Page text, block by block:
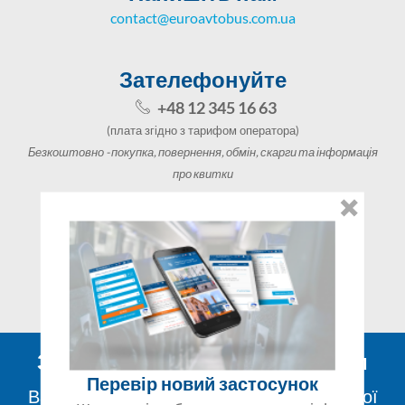
contact@euroavtobus.com.ua
Зателефонуйте
+48 12 345 16 63
(плата згідно з тарифом оператора)
Безкоштовно - покупка, повернення, обмін, скарги та інформація
про квитки
Графік роботи
Пн-Нд 07:00-23:00
Заплануйте поїздку автобусом
Вам потрібна допомога в організації вашої
Перевір новий застосунок